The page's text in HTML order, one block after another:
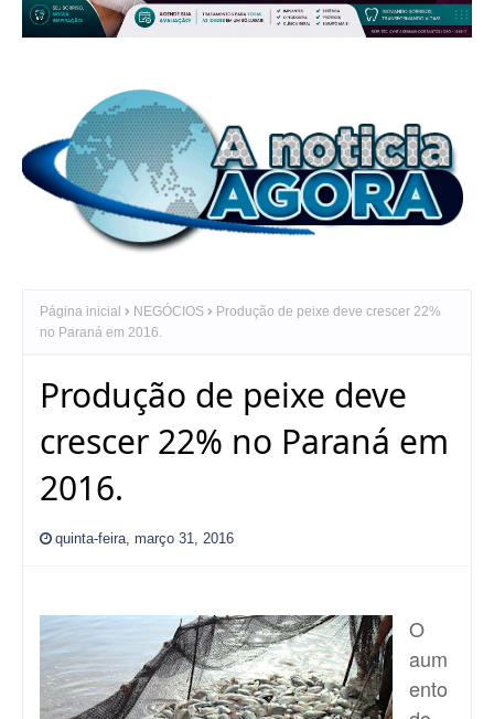
Página inicial NEGÓCIOS
Produção de peixe deve crescer 22%
no Paraná em 2016.
Produção de peixe deve
crescer 22% no Paraná em
2016.
quinta-feira, março 31, 2016
O
aum
ento